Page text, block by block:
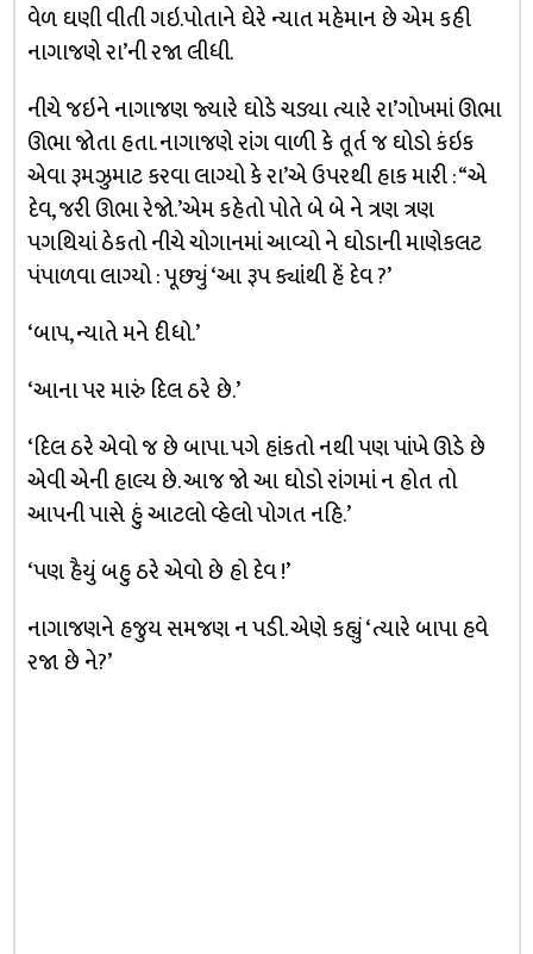
વેળ ઘણી વીતી ગઇ.પોતાને ઘેરે ન્યાત મહેમાન છે એમ કહી
નાગાજણે રા’ની રજા લીધી.
નીચે જઇને નાગાજણ જ્યારે ઘોડે ચડ્યા ત્યારે રા’ગોખમાં ઊભા
ઊભા જોતા હતા. નાગાજણે રાંગ વાળી કે તૂર્ત જ ઘોડો કંઇક
એવા રૂમઝુમાટ કરવા લાગ્યો કે રા’એ ઉપરથી હાક મારી : “એ
દેવ, જરી ઊભા રેજો.’એમ કહેતો પોતે બે બે ને ત્રણ ત્રણ
પગથિયાં ઠેકતો નીચે ચોગાનમાં આવ્યો ને ઘોડાની માણેકલટ
પંપાળવા લાગ્યો : પૂછ્યું ‘આ રૂપ ક્યાંથી હેં દેવ ?’
‘બાપ, ન્યાતે મને દીધો.’
‘આના પર મારું દિલ ઠરે છે.’
‘દિલ ઠરે એવો જ છે બાપા. પગે હાંકતો નથી પણ પાંખે ઊડે છે
એવી એની હાલ્ય છે. આજ જો આ ઘોડો રાંગમાં ન હોત તો
આપની પાસે હું આટલો વ્હેલો પોગત નહિ.’
‘પણ હૈયું બહુ ઠરે એવો છે હો દેવ !’
નાગાજણને હજુય સમજણ ન પડી. એણે કહ્યું ‘ત્યારે બાપા હવે
રજા છે ને?’